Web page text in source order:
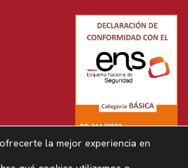
la mejor experiencia en